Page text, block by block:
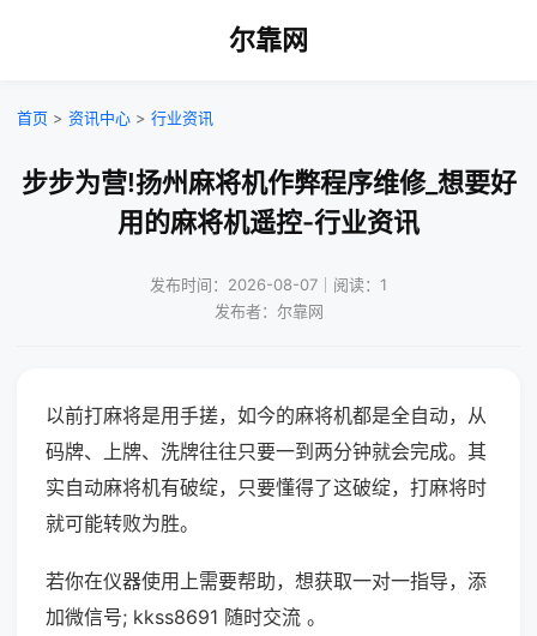
尔靠网
首页 > 资讯中心 > 行业资讯
步步为营!扬州麻将机作弊程序维修_想要好
用的麻将机遥控-行业资讯
发布时间：2026-08-07｜阅读：1
发布者：尔靠网
以前打麻将是用手搓，如今的麻将机都是全自动，从
码牌、上牌、洗牌往往只要一到两分钟就会完成。其
实自动麻将机有破绽，只要懂得了这破绽，打麻将时
就可能转败为胜。
若你在仪器使用上需要帮助，想获取一对一指导，添
加微信号; kkss8691 随时交流 。